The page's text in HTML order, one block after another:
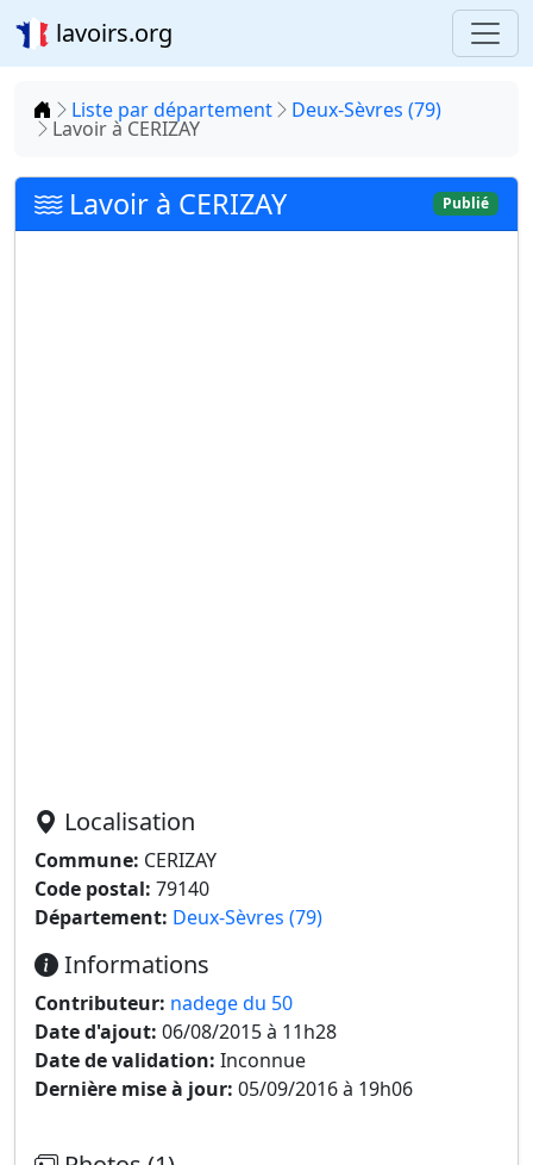
lavoirs.org
Accueil
Liste par département Deux-Sèvres (79)
Lavoir à CERIZAY
Lavoir à CERIZAY Publié
Localisation
Commune: CERIZAY
Code postal: 79140
Département: Deux-Sèvres (79)
Informations
Contributeur: nadege du 50
Date d'ajout: 06/08/2015 à 11h28
Date de validation: Inconnue
Dernière mise à jour: 05/09/2016 à 19h06